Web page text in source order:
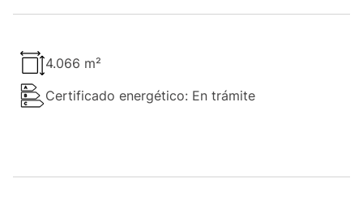
4.066 m²
Certificado energético: En trámite